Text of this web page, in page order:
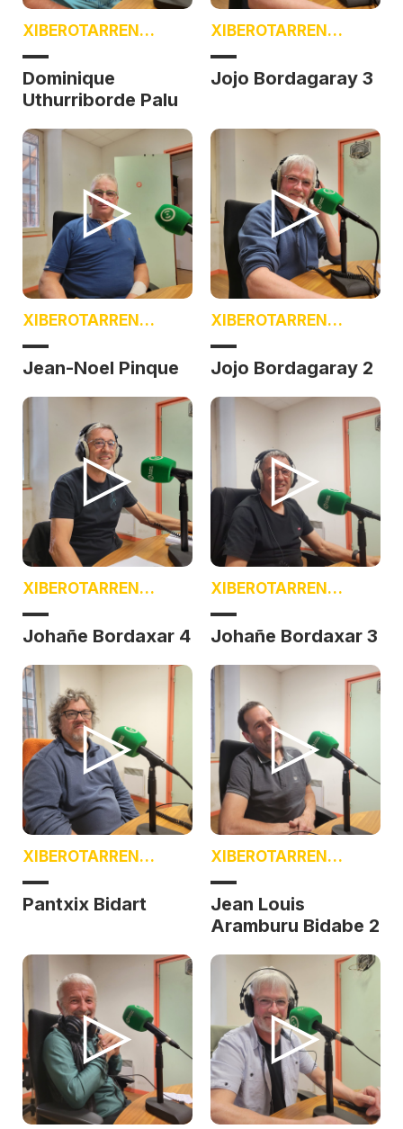
XIBEROTARREN
BOTZA
Dominique
Uthurriborde Palu
XIBEROTARREN
BOTZA
Jojo Bordagaray 3
XIBEROTARREN
BOTZA
Jean-Noel Pinque
XIBEROTARREN
BOTZA
Jojo Bordagaray 2
XIBEROTARREN
BOTZA
Johañe Bordaxar 4
XIBEROTARREN
BOTZA
Johañe Bordaxar 3
XIBEROTARREN
BOTZA
Pantxix Bidart
XIBEROTARREN
BOTZA
Jean Louis
Aramburu Bidabe 2